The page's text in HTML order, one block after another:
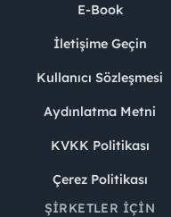
E-Book
İletişime Geçin
Kullanıcı Sözleşmesi
Aydınlatma Metni
KVKK Politikası
Çerez Politikası
ŞIRKETLER İÇIN